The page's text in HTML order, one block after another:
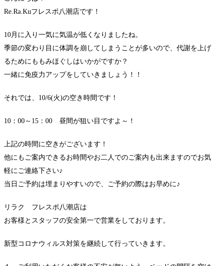
Re.Ra.Kuフレスポ八潮店です！
10月に入り一気に気温が低くなりましたね。
季節の変わり目に体調を崩してしまうことが多いので、代謝を上げ
るためにももみほぐしはいかがですか？
一緒に免疫力アップをしていきましょう！！
それでは、10/6(火)の空き時間です！
10：00～15：00 昼間が狙い目ですよ～！
上記の時間に空きがございます！
他にもご案内できるお時間やお二人でのご案内も出来ますのでお気
軽にご連絡下さい♪
当日ご予約は埋まりやすいので、ご予約の際はお早めに♪
リラク フレスポ八潮店は
お客様とスタッフの安全第一で営業をしております。
新型コロナウィルス対策を継続して行っていきます。